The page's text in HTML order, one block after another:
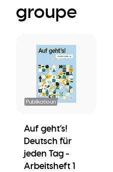
groupe
Publikatioun
Auf geht’s!
Deutsch für
jeden Tag -
Arbeitsheft 1